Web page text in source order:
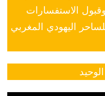
الاستفسارات
اليهودي المغربي